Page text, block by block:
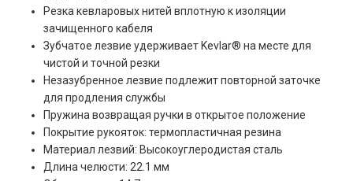
Резка кевларовых нитей вплотную к изоляции
зачищенного кабеля
Зубчатое лезвие удерживает Kevlar® на месте для
чистой и точной резки
Незазубренное лезвие подлежит повторной заточке
для продления службы
Пружина возвращая ручки в открытое положение
Покрытие рукояток: термопластичная резина
Материал лезвий: Высокоуглеродистая сталь
Длина челюсти: 22.1 мм